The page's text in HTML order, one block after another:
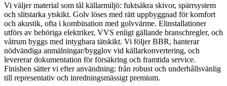
Vi väljer material som tål källarmiljö: fuktsäkra skivor, spärrsystem
och slitstarka ytskikt. Golv löses med rätt uppbyggnad för komfort
och akustik, ofta i kombination med golvvärme. Elinstallationer
utförs av behöriga elektriker, VVS enligt gällande branschregler, och
våtrum byggs med intygbara tätskikt. Vi följer BBR, hanterar
nödvändiga anmälningar/bygglov vid källarkonvertering, och
levererar dokumentation för försäkring och framtida service.
Finishen sätter vi efter användning: från robust och underhållsvänlig
till representativ och inredningsmässigt premium.